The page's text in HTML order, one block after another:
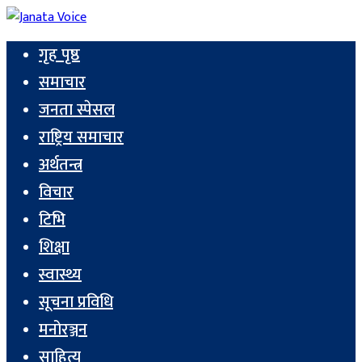
गृह पृष्ठ
समाचार
जनता स्पेसल
राष्ट्रिय समाचार
अर्थतन्त्र
विचार
टिभि
शिक्षा
स्वास्थ्य
सूचना प्रविधि
मनोरञ्जन